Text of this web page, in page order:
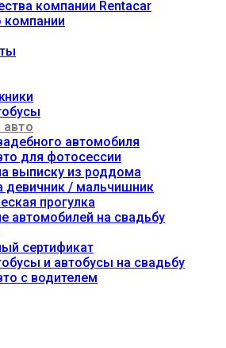
компании Rentacar
авто
автомобиля
для фотосессии
выписку из роддома
девичник / мальчишник
прогулка
автомобилей на свадьбу
сертификат
и автобусы на свадьбу
с водителем